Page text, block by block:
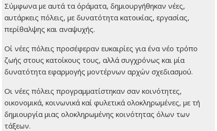
Σύμφωνα με αυτά τα όράματα, δημιουργήθηκαν νέες,
αυτάρκεις πόλεις, με δυνατότητα κατοικίας, εργασίας,
περίθαλψης και αναψυχής.
Οί νέες πόλεις προσέφεραν ευκαιρίες για ένα νέο τρόπο
ζωής στους κατοίκους τους, αλλά συγχρόνως και μία
δυνατότητα εφαρμογής μοντέρνων αρχών σχεδιασμού.
Οι νέες πόλεις προγραμματίστηκαν σαν κοινότητες,
οικονομικά, κοινωνικά καί φυλετικά ολοκληρωμένες, με τή
δημιουργία μιας ολοκληρωμένης κοινότητας όλων των
τάξεων.